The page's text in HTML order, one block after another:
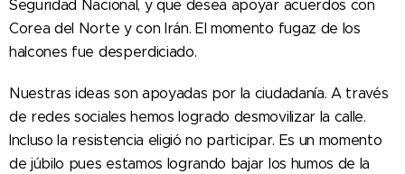
Seguridad Nacional, y que desea apoyar acuerdos con
Corea del Norte y con Irán. El momento fugaz de los
halcones fue desperdiciado.
Nuestras ideas son apoyadas por la ciudadanía. A través
de redes sociales hemos logrado desmovilizar la calle.
Incluso la resistencia eligió no participar. Es un momento
de júbilo pues estamos logrando bajar los humos de la